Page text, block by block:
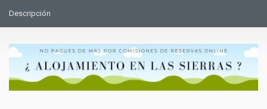
Descripción